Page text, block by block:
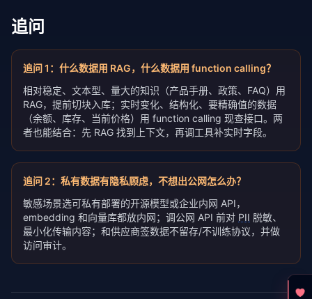
追问
追问1 ： 什么数据用 RAG，什么数据用 function calling？
相对稳定、文本型、量大的知识（产品手册、政策、FAQ）用
RAG，提前切块入库；实时变化、结构化、要精确值的数据
（余额、库存、当前价格）用 function calling 现查接口。两
者也能结合：先 RAG 找到上下文，再调工具补实时字段。
追问 2： 私有数据有隐私顾虑，不想出公网怎么办？
敏感场景选可私有部署的开源模型或企业内网 API，
embedding 和向量库都放内网；调公网 API 前对 PII 脱敏、
最小化传输内容；和供应商签数据不留存/不训练协议，并做
访问审计。